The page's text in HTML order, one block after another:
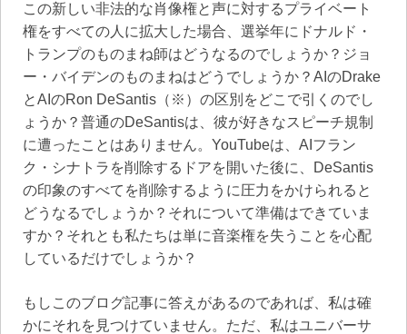
この新しい非法的な肖像権と声に対するプライベート
権をすべての人に拡大した場合、選挙年にドナルド・
トランプのものまね師はどうなるのでしょうか？ジョ
ー・バイデンのものまねはどうでしょうか？AIのDrake
とAIのRon DeSantis（※）の区別をどこで引くのでし
ょうか？普通のDeSantisは、彼が好きなスピーチ規制
に遭ったことはありません。YouTubeは、AIフラン
ク・シナトラを削除するドアを開いた後に、DeSantis
の印象のすべてを削除するように圧力をかけられると
どうなるでしょうか？それについて準備はできていま
すか？それとも私たちは単に音楽権を失うことを心配
しているだけでしょうか？
もしこのブログ記事に答えがあるのであれば、私は確
かにそれを見つけていません。ただ、私はユニバーサ